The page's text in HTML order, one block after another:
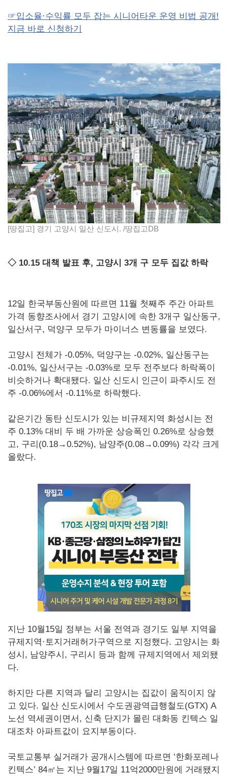
☞입소율·수익률 모두 잡는 시니어타운 운영 비법 공개!
지금 바로 신청하기
[땅집고] 경기 고양시 일산 신도시. /땅집고DB
◇ 10.15 대책 발표 후, 고양시 3개 구 모두 집값 하락
12일 한국부동산원에 따르면 11월 첫째주 주간 아파트
가격 동향조사에서 경기 고양시에 속한 3개구 일산동구,
일산서구, 덕양구 모두가 마이너스 변동률을 보였다.
고양시 전체가 -0.05%, 덕양구는 -0.02%, 일산동구는
-0.01%, 일산서구는 -0.03%로 모두 전주보다 하락폭이
비슷하거나 확대됐다. 일산 신도시 인근이 파주시도 전
주 -0.06%에서 -0.11%로 하락했다.
같은기간 동탄 신도시가 있는 비규제지역 화성시는 전
주 0.13% 대비 두 배 가까운 상승폭인 0.26%로 상승했
고, 구리(0.18→0.52%), 남양주(0.08→0.09%) 각각 크게
올랐다.
지난 10월15일 정부는 서울 전역과 경기도 일부 지역을
규제지역·토지거래허가구역으로 지정했다. 고양시는 화
성시, 남양주시, 구리시 등과 함께 규제지역에서 제외됐
다.
하지만 다른 지역과 달리 고양시는 집값이 움직이지 않
고 있다. 일산 신도시에서 수도권광역급행철도(GTX) A
노선 역세권이면서, 신축 단지가 몰린 대화동 킨텍스 일
대조차 아파트값이 요지부동이다.
국토교통부 실거래가 공개시스템에 따르면 ‘한화포레나
킨텍스’ 84㎡는 지난 9월17일 11억2000만원에 거래됐지